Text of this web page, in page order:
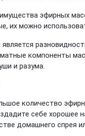
эфирных
их можно
компоненты
и разума.
количество
себе
домашнего спрея